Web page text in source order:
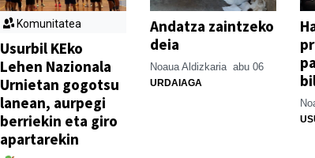
Komunitatea
Usurbil KEko
Lehen Nazionala
Urnietan gogotsu
lanean, aurpegi
berriekin eta giro
apartarekin
Andatza zaintzeko
deia
Noaua Aldizkaria abu 06
URDAIAGA